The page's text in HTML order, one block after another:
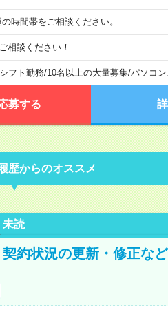
時間帯をご相談ください。
談ください！
フト勤務/10名以上の大量募集/パソコ
募する
歴からのオススメ
未読
約状況の更新・修正な